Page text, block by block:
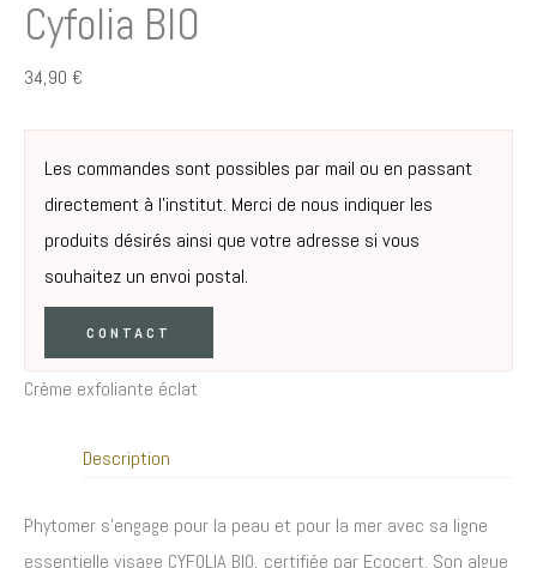
Cyfolia BIO
34,90 €
Les commandes sont possibles par mail ou en passant
directement à l’institut. Merci de nous indiquer les
produits désirés ainsi que votre adresse si vous
souhaitez un envoi postal.
CONTACT
Crème exfoliante éclat
Description
Phytomer s’engage pour la peau et pour la mer avec sa ligne
essentielle visage CYFOLIA BIO, certifiée par Ecocert. Son algue